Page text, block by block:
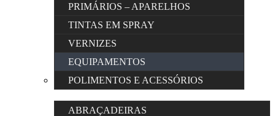
PRIMÁRIOS – APARELHOS
TINTAS EM SPRAY
VERNIZES
EQUIPAMENTOS
POLIMENTOS E ACESSÓRIOS
ABRAÇADEIRAS